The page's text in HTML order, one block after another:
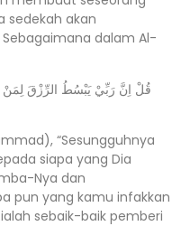
sedekah akan
dalam Al-
قُلْ اِنَّ رَبِّيْ يَبْسُطُ الرِّزْقَ لِمَنْ
“Sesungguhnya
siapa yang Dia
Nya dan
pun yang kamu infakkan
sebaik-baik pemberi